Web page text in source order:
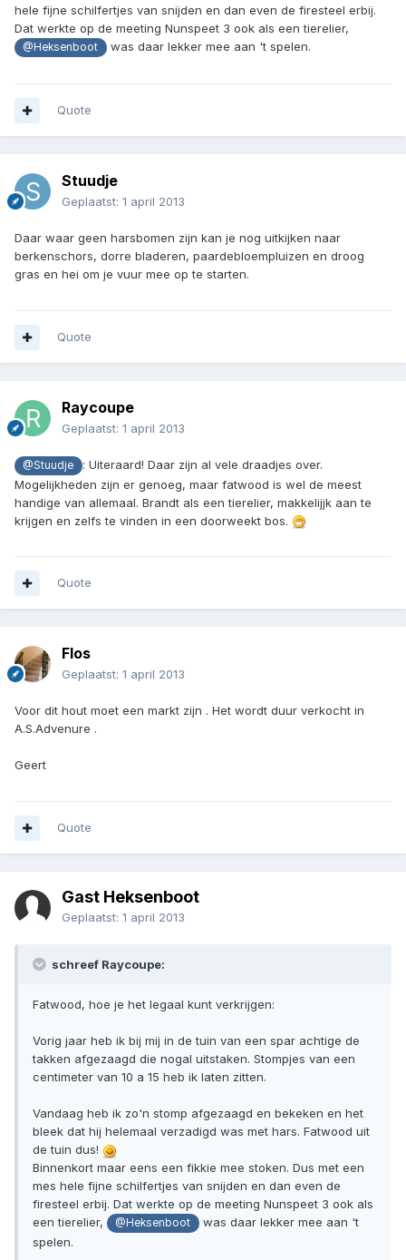
hele fijne schilfertjes van snijden en dan even de firesteel erbij.
Dat werkte op de meeting Nunspeet 3 ook als een tierelier,
@Heksenboot was daar lekker mee aan 't spelen.
Quote
Stuudje
Geplaatst: 1 april 2013
Daar waar geen harsbomen zijn kan je nog uitkijken naar
berkenschors, dorre bladeren, paardebloempluizen en droog
gras en hei om je vuur mee op te starten.
Quote
Raycoupe
Geplaatst: 1 april 2013
@Stuudje
: Uiteraard! Daar zijn al vele draadjes over.
Mogelijkheden zijn er genoeg, maar fatwood is wel de meest
handige van allemaal. Brandt als een tierelier, makkelijjk aan te
krijgen en zelfs te vinden in een doorweekt bos.
Quote
Flos
Geplaatst: 1 april 2013
Voor dit hout moet een markt zijn . Het wordt duur verkocht in
A.S.Advenure .
Geert
Quote
Gast Heksenboot
Geplaatst: 1 april 2013
schreef Raycoupe:
Fatwood, hoe je het legaal kunt verkrijgen:
Vorig jaar heb ik bij mij in de tuin van een spar achtige de
takken afgezaagd die nogal uitstaken. Stompjes van een
centimeter van 10 a 15 heb ik laten zitten.
Vandaag heb ik zo'n stomp afgezaagd en bekeken en het
bleek dat hij helemaal verzadigd was met hars. Fatwood uit
de tuin dus!
Binnenkort maar eens een fikkie mee stoken. Dus met een
mes hele fijne schilfertjes van snijden en dan even de
firesteel erbij. Dat werkte op de meeting Nunspeet 3 ook als
een tierelier,
@Heksenboot
was daar lekker mee aan 't
spelen.